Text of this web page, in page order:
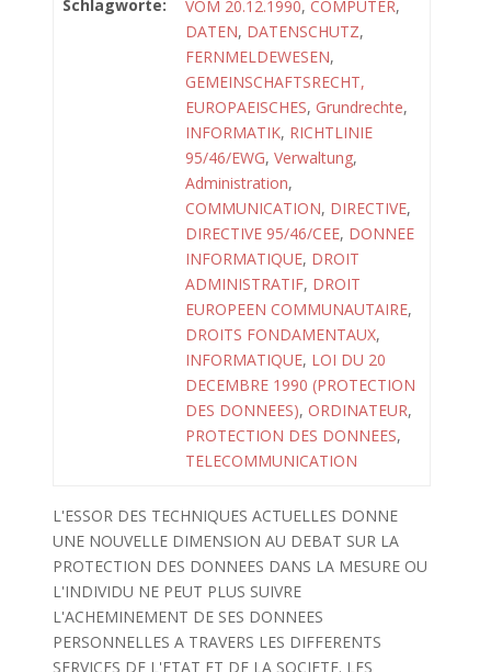
Schlagworte:
VOM 20.12.1990, COMPUTER,
DATEN, DATENSCHUTZ,
FERNMELDEWESEN,
GEMEINSCHAFTSRECHT,
EUROPAEISCHES, Grundrechte,
INFORMATIK, RICHTLINIE
95/46/EWG, Verwaltung,
Administration,
COMMUNICATION, DIRECTIVE,
DIRECTIVE 95/46/CEE, DONNEE
INFORMATIQUE, DROIT
ADMINISTRATIF, DROIT
EUROPEEN COMMUNAUTAIRE,
DROITS FONDAMENTAUX,
INFORMATIQUE, LOI DU 20
DECEMBRE 1990 (PROTECTION
DES DONNEES), ORDINATEUR,
PROTECTION DES DONNEES,
TELECOMMUNICATION
L'ESSOR DES TECHNIQUES ACTUELLES DONNE
UNE NOUVELLE DIMENSION AU DEBAT SUR LA
PROTECTION DES DONNEES DANS LA MESURE OU
L'INDIVIDU NE PEUT PLUS SUIVRE
L'ACHEMINEMENT DE SES DONNEES
PERSONNELLES A TRAVERS LES DIFFERENTS
SERVICES DE L'ETAT ET DE LA SOCIETE. LES